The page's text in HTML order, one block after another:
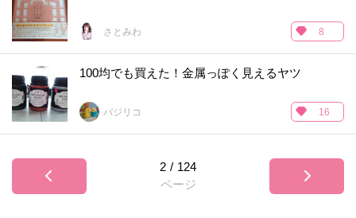
さとみわ 8
100均でも買えた！金属っぽく見えるヤツ
バジリコ 16
2 / 124
ページ